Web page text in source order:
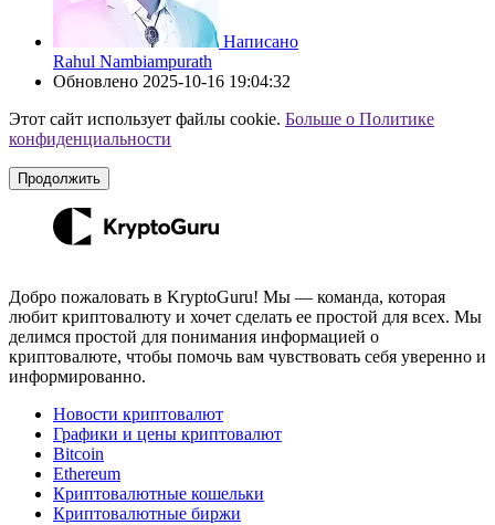
Написано
Rahul Nambiampurath
Обновлено 2025-10-16 19:04:32
Этот сайт использует файлы cookie. Больше о Политике
конфиденциальности
Продолжить
Добро пожаловать в KryptoGuru! Мы — команда, которая
любит криптовалюту и хочет сделать ее простой для всех. Мы
делимся простой для понимания информацией о
криптовалюте, чтобы помочь вам чувствовать себя уверенно и
информированно.
Новости криптовалют
Графики и цены криптовалют
Bitcoin
Ethereum
Криптовалютные кошельки
Криптовалютные биржи